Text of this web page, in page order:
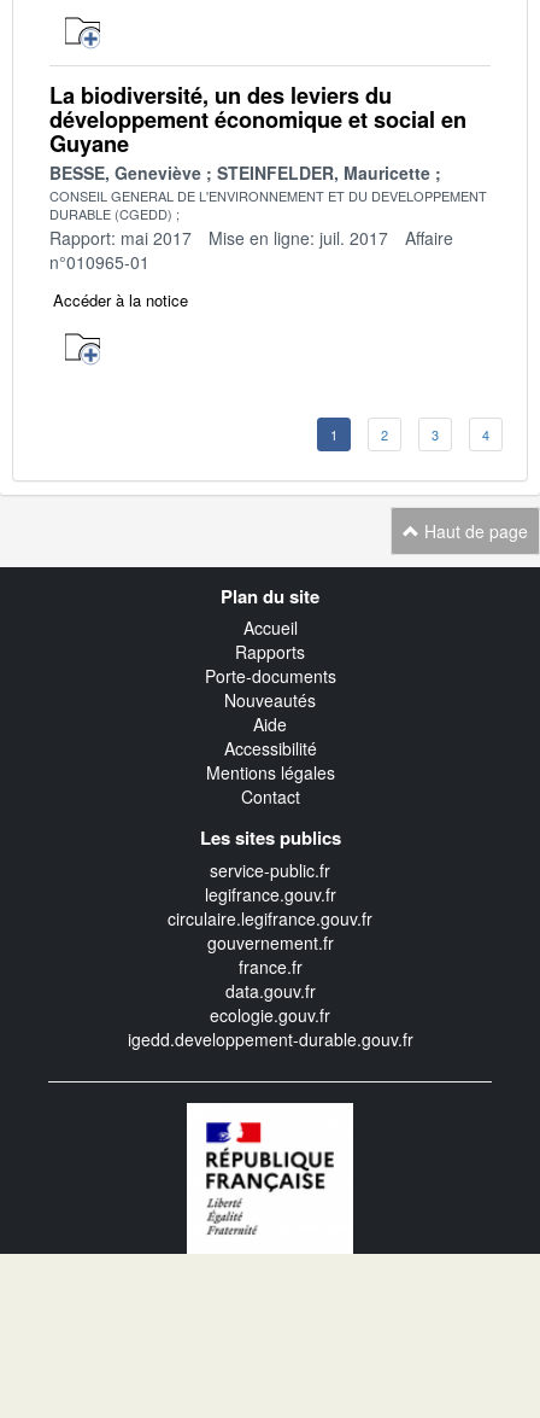
La biodiversité, un des leviers du
développement économique et social en
Guyane
BESSE, Geneviève STEINFELDER, Mauricette
CONSEIL GENERAL DE L'ENVIRONNEMENT ET DU DEVELOPPEMENT
DURABLE (CGEDD)
Rapport: mai 2017 Mise en ligne: juil. 2017
Affaire
n°010965-01
Accéder à la notice
1 2 3 4
Haut de page
Plan du site
Accueil
Rapports
Porte-documents
Nouveautés
Aide
Accessibilité
Mentions légales
Contact
Les sites publics
service-public.fr
legifrance.gouv.fr
circulaire.legifrance.gouv.fr
gouvernement.fr
france.fr
data.gouv.fr
ecologie.gouv.fr
igedd.developpement-durable.gouv.fr